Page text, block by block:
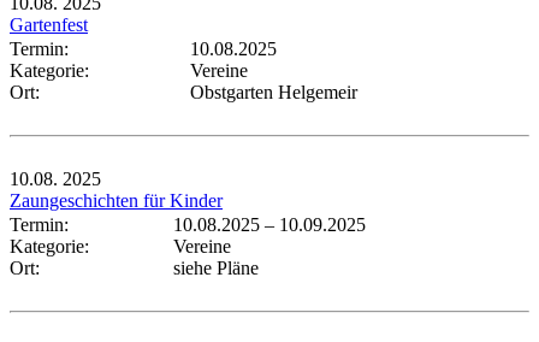
Gartenfest
Termin:
10.08.2025
Kategorie:
Vereine
Ort:
Obstgarten Helgemeir
10.08. 2025
Zaungeschichten für Kinder
Termin:
10.08.2025 – 10.09.2025
Kategorie:
Vereine
Ort:
siehe Pläne